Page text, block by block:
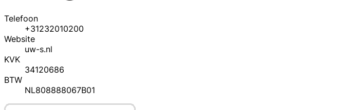
Telefoon
+31232010200
Website
uw-s.nl
KVK
34120686
BTW
NL808888067B01